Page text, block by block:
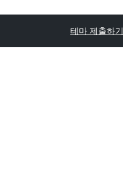
테마 제출하기